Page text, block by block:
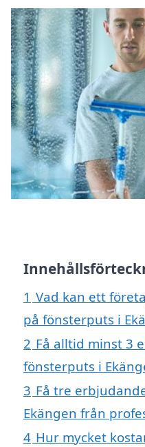
1 Vad kan ett
på fönsterputs i
2 Få alltid minst 3
fönsterputs i
3 Få tre
Ekängen från
4 Hur mycket